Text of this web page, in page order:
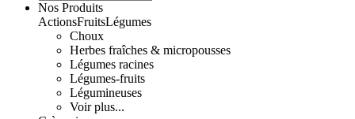
Nos Produits
ActionsFruitsLégumes
Choux
Herbes fraîches & micropousses
Légumes racines
Légumes-fruits
Légumineuses
Voir plus...